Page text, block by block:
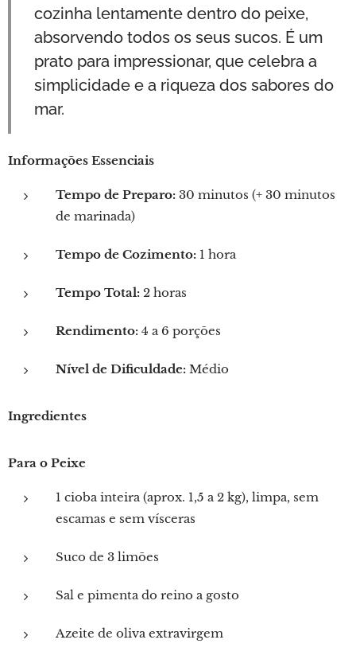
cozinha lentamente dentro do peixe,
absorvendo todos os seus sucos. É um
prato para impressionar, que celebra a
simplicidade e a riqueza dos sabores do
mar.
Informações Essenciais
Tempo de Preparo: 30 minutos (+ 30 minutos
de marinada)
Tempo de Cozimento: 1 hora
Tempo Total: 2 horas
Rendimento: 4 a 6 porções
Nível de Dificuldade: Médio
Ingredientes
Para o Peixe
1 cioba inteira (aprox. 1,5 a 2 kg), limpa, sem
escamas e sem vísceras
Suco de 3 limões
Sal e pimenta do reino a gosto
Azeite de oliva extravirgem